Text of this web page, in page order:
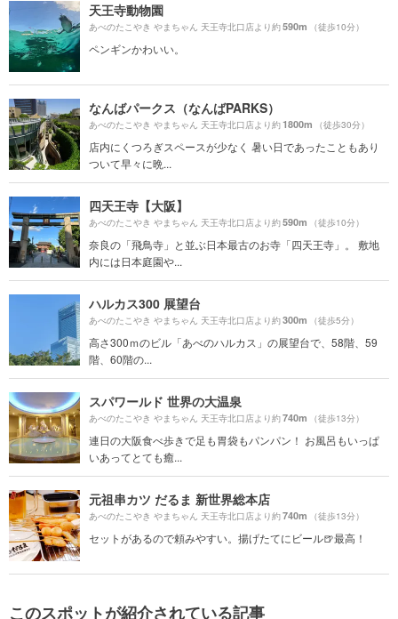
天王寺動物園
あべのたこやき やまちゃん 天王寺北口店より約590m （徒歩10分）
ペンギンかわいい。
なんばパークス（なんばPARKS）
あべのたこやき やまちゃん 天王寺北口店より約1800m （徒歩30分）
店内にくつろぎスペースが少なく 暑い日であったこともあり
ついて早々に晩...
四天王寺【大阪】
あべのたこやき やまちゃん 天王寺北口店より約590m （徒歩10分）
奈良の「飛鳥寺」と並ぶ日本最古のお寺「四天王寺」。 敷地
内には日本庭園や...
ハルカス300 展望台
あべのたこやき やまちゃん 天王寺北口店より約300m （徒歩5分）
高さ300ｍのビル「あべのハルカス」の展望台で、58階、59
階、60階の...
スパワールド 世界の大温泉
あべのたこやき やまちゃん 天王寺北口店より約740m （徒歩13分）
連日の大阪食べ歩きで足も胃袋もパンパン！ お風呂もいっぱ
いあってとても癒...
元祖串カツ だるま 新世界総本店
あべのたこやき やまちゃん 天王寺北口店より約740m （徒歩13分）
セットがあるので頼みやすい。揚げたてにビール🍺最高！
このスポットが紹介されている記事